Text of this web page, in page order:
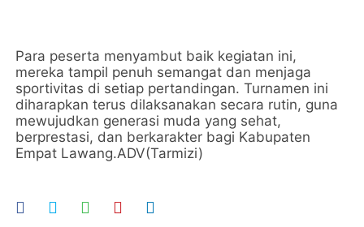
Para peserta menyambut baik kegiatan ini,
mereka tampil penuh semangat dan menjaga
sportivitas di setiap pertandingan. Turnamen ini
diharapkan terus dilaksanakan secara rutin, guna
mewujudkan generasi muda yang sehat,
berprestasi, dan berkarakter bagi Kabupaten
Empat Lawang.ADV(Tarmizi)